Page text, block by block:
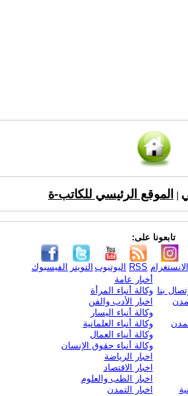
الموقع الرئيسي للكاتب-ة
تابعونا على:
الفيسبوك التويتر اليوتيوب RSS الانستغرام
بنا
أخبار عامة
وكالة أنباء المرأة
اخبار الأدب والفن
وكالة أنباء اليسار
وكالة أنباء العلمانية
وكالة أنباء العمال
وكالة أنباء حقوق الإنسان
اخبار الرياضة
اخبار الاقتصاد
اخبار الطب والعلوم
اخبار التمدن